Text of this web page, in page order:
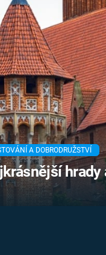
MARIE
NAPOLEON
BONAPARTE
BRITSKÁ
KRÁLOVSKÁ
RODINA
A DOBRODRUŽSTVÍ
hrady